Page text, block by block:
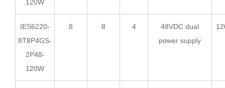
120W
IES6220-
8T8P4GS-
2P48-
120W
8 8 4
48VDC dual
power supply